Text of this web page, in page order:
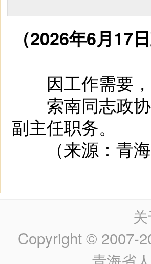
（2026年6月17
因工作需要，
索南同志政协
副主任职务。
（来源：青海
Copyright © 2007-